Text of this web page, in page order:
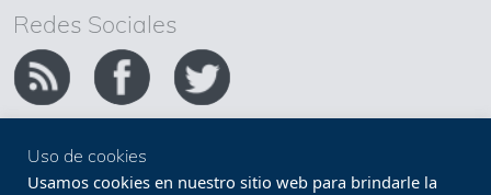
Redes Sociales
Copyright FEMP Accesibilidad
Uso de cookies
Usamos cookies en nuestro sitio web para brindarle la